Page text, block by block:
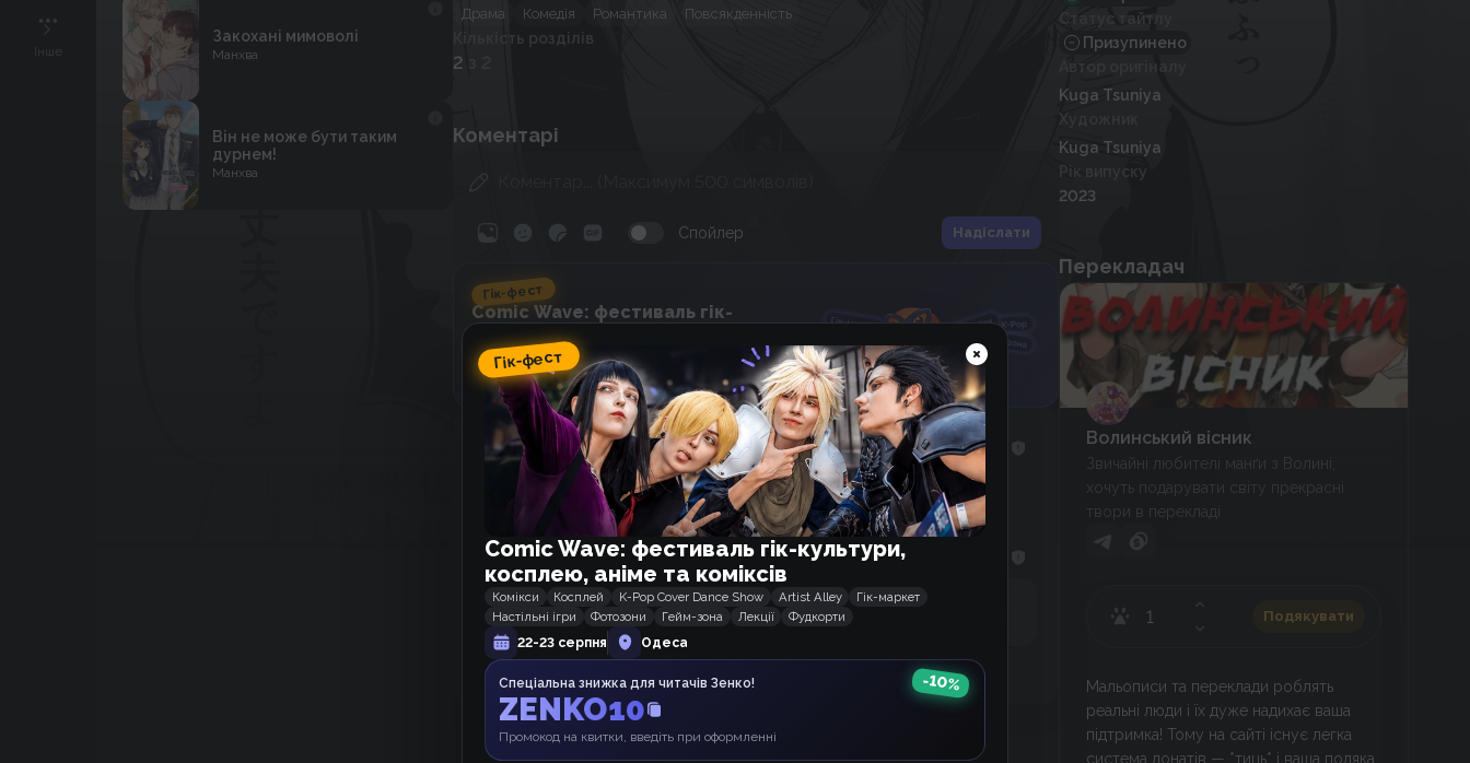
Інше
Закохані мимоволі
Манхва
Він не може бути таким
дурнем!
Манхва
Драма Комедія Романтика Повсякденність
Кількість розділів
2
Коментарі
Спойлер Надіслати
Гік-фест
Comic Wave: фестиваль гік-
культури, косплею, аніме та
коміксів
До фестивалю13днів02:19:
Morfefla 2 роки тому
О я на Mangadex побачив цю цяцьку 🤭
Відповісти 0
АНОНІМКА Марево 2 роки тому
Дякую^.^
Оцінка 5/10
Відповісти 0
Статус тайтлу
Призупинено
Автор оригіналу
Kuga Tsuniya
Художник
Kuga Tsuniya
Рік випуску
2023
Перекладач
Волинський вісник
Звичайні любителі манґи з Волині,
хочуть подарувати світу прекрасні
твори в перекладі
Подякувати
Мальописи та переклади роблять
реальні люди і їх дуже надихає ваша
підтримка! Тому на сайті існує легка
система донатів — *тиць* і ваша подяка
Гік-фест
Comic Wave: фестиваль гік-культури,
косплею, аніме та коміксів
Комікси Косплей K-Pop Cover Dance Show Artist Alley
Гік-маркет
Настільні ігри
Фотозони Гейм-зона Лекції
Фудкорти
22-23 серпня
Одеса
Спеціальна знижка для читачів Зенко!
ZENKO10
Промокод на квитки, введіть при оформленні
-10%